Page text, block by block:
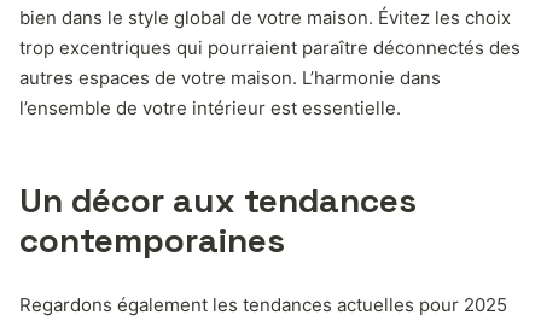
bien dans le style global de votre maison. Évitez les choix
trop excentriques qui pourraient paraître déconnectés des
autres espaces de votre maison. L’harmonie dans
l’ensemble de votre intérieur est essentielle.
Un décor aux tendances
contemporaines
Regardons également les tendances actuelles pour 2025